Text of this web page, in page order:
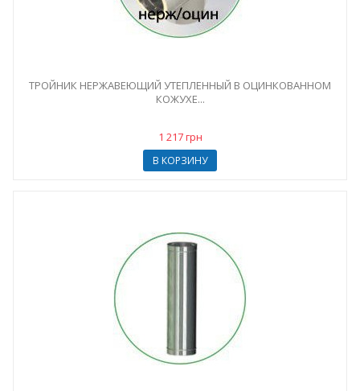
ТРОЙНИК НЕРЖАВЕЮЩИЙ УТЕПЛЕННЫЙ В ОЦИНКОВАННОМ
КОЖУХЕ...
1 217 грн
В КОРЗИНУ